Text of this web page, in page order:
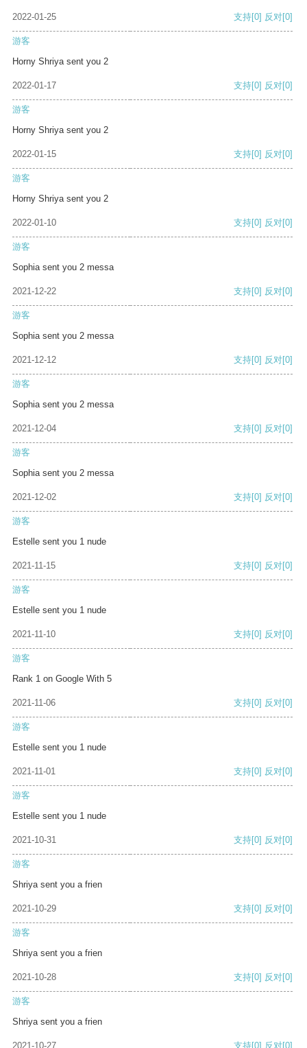
2022-01-25 支持[0] 反对[0]
游客
Horny Shriya sent you 2
2022-01-17 支持[0] 反对[0]
游客
Horny Shriya sent you 2
2022-01-15 支持[0] 反对[0]
游客
Horny Shriya sent you 2
2022-01-10 支持[0] 反对[0]
游客
Sophia sent you 2 messa
2021-12-22 支持[0] 反对[0]
游客
Sophia sent you 2 messa
2021-12-12 支持[0] 反对[0]
游客
Sophia sent you 2 messa
2021-12-04 支持[0] 反对[0]
游客
Sophia sent you 2 messa
2021-12-02 支持[0] 反对[0]
游客
Estelle sent you 1 nude
2021-11-15 支持[0] 反对[0]
游客
Estelle sent you 1 nude
2021-11-10 支持[0] 反对[0]
游客
Rank 1 on Google With 5
2021-11-06 支持[0] 反对[0]
游客
Estelle sent you 1 nude
2021-11-01 支持[0] 反对[0]
游客
Estelle sent you 1 nude
2021-10-31 支持[0] 反对[0]
游客
Shriya sent you a frien
2021-10-29 支持[0] 反对[0]
游客
Shriya sent you a frien
2021-10-28 支持[0] 反对[0]
游客
Shriya sent you a frien
2021-10-27 支持[0] 反对[0]